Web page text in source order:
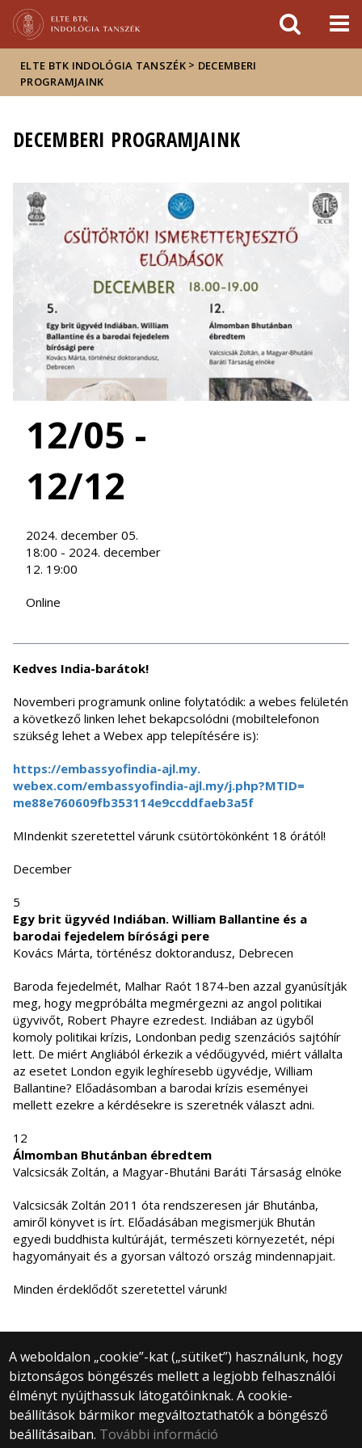
sajtóban
ELTE BTK INDOLÓGIA TANSZÉK > DECEMBERI
PROGRAMJAINK
DECEMBERI PROGRAMJAINK
12/05 -
12/12
2024. december 05.
18:00 - 2024. december
12. 19:00
Online
Kedves India-barátok!
Novemberi programunk online folytatódik: a webes felületén
a következő linken lehet bekapcsolódni (mobiltelefonon
szükség lehet a Webex app telepítésére is):
https://embassyofindia-ajl.my.
webex.com/embassyofindia-ajl.my/j.php?MTID=
me88e760609fb353114e9ccddfaeb3a5f
MIndenkit szeretettel várunk csütörtökönként 18 órától!
December
5
Egy brit ügyvéd Indiában. William Ballantine és a
barodai fejedelem bírósági pere
Kovács Márta, történész doktorandusz, Debrecen
Baroda fejedelmét, Malhar Raót 1874-ben azzal gyanúsítják
meg, hogy megpróbálta megmérgezni az angol politikai
ügyvivőt, Robert Phayre ezredest. Indiában az ügyből
komoly politikai krízis, Londonban pedig szenzációs sajtóhír
lett. De miért Angliából érkezik a védőügyvéd, miért vállalta
az esetet London egyik leghíresebb ügyvédje, William
Ballantine? Előadásomban a barodai krízis eseményei
mellett ezekre a kérdésekre is szeretnék választ adni.
12
Álmomban Bhutánban ébredtem
Valcsicsák Zoltán, a Magyar-Bhutáni Baráti Társaság elnöke
Valcsicsák Zoltán 2011 óta rendszeresen jár Bhutánba,
amiről könyvet is írt. Előadásában megismerjük Bhután
egyedi buddhista kultúráját, természeti környezetét, népi
hagyományait és a gyorsan változó ország mindennapjait.
Minden érdeklődőt szeretettel várunk!
A weboldalon „cookie”-kat („sütiket”) használunk, hogy
biztonságos böngészés mellett a legjobb felhasználói
élményt nyújthassuk látogatóinknak. A cookie-
beállítások bármikor megváltoztathatók a böngésző
beállításaiban. További információ
© 2025 Eötvös Loránd Tudományegyetem
Minden jog fenntartva.
1053 Budapest, Egyetem tér 1–3.
Központi telefonszám: +36 1 411 6500